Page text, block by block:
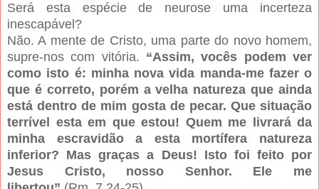
Será esta espécie de neurose uma incerteza
inescapável?
Não. A mente de Cristo, uma parte do novo homem,
supre-nos com vitória. “Assim, vocês podem ver
como isto é: minha nova vida manda-me fazer o
que é correto, porém a velha natureza que ainda
está dentro de mim gosta de pecar. Que situação
terrível esta em que estou! Quem me livrará da
minha escravidão a esta mortífera natureza
inferior? Mas graças a Deus! Isto foi feito por
Jesus Cristo, nosso Senhor. Ele me